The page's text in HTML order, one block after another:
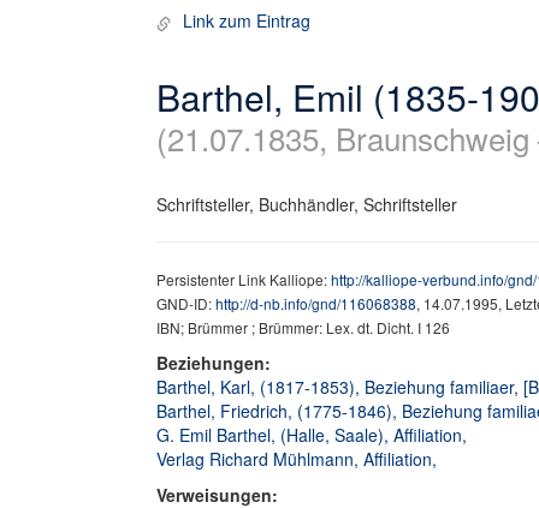
Link zum Eintrag
Barthel, Emil (1835-
(21.07.1835,
Schriftsteller, Buchhändler, Schriftsteller
Persistenter Link Kalliope:http://kalliope-verbund.info/
GND-ID:http://d-nb.info/gnd/116068388, 14.07.1995,
IBN; Brümmer ; Brümmer: Lex. dt. Dicht. I 126
Beziehungen:
Barthel, Karl, (1817-1853), Beziehung familiaer,
Barthel, Friedrich, (1775-1846), Beziehung
G. Emil Barthel, (Halle, Saale), Affiliation,
Verlag Richard Mühlmann, Affiliation,
Verweisungen: